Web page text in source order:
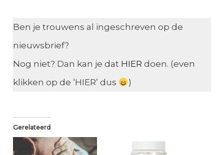
Ben je trouwens al ingeschreven op de
nieuwsbrief?
Nog niet? Dan kan je dat HIER doen. (even
klikken op de ‘HIER’ dus
)
Gerelateerd